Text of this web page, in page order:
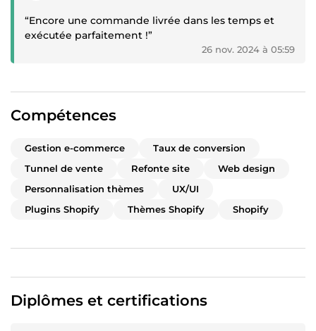
“Encore une commande livrée dans les temps et
exécutée parfaitement !”
26 nov. 2024 à 05:59
Compétences
Gestion e-commerce
Taux de conversion
Tunnel de vente
Refonte site
Web design
Personnalisation thèmes
UX/UI
Plugins Shopify
Thèmes Shopify Shopify
Diplômes et certifications